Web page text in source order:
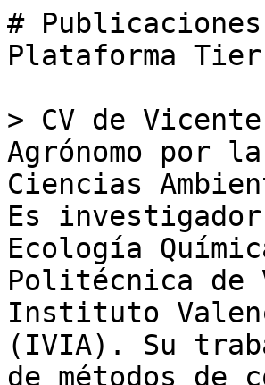
#
Plataforma
> CV de
Agrónomo por
Ciencias
Es
Ecología
Politécnica de
Instituto
(IVIA). Su
de métodos de